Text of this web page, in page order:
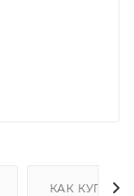
КАК КУПИТЬ